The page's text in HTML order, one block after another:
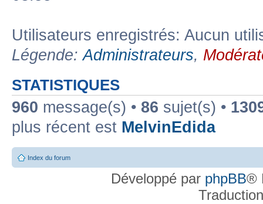
Utilisateurs enregistrés: Aucun
Légende:Administrateurs,
STATISTIQUES
960 message(s) • 86 sujet(s) •
plus récent est MelvinEdida
Index du forum
Développé par phpBB®